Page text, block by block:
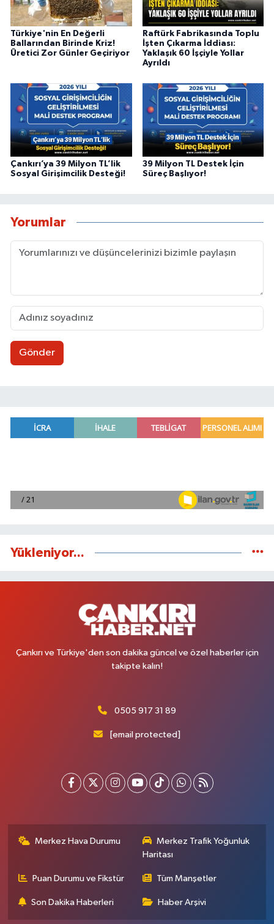
Türkiye'nin En Değerli
Ballarından Birinde Kriz!
Üretici Zor Günler Geçiriyor
Raftürk Fabrikasında Toplu
İşten Çıkarma İddiası:
Yaklaşık 60 İşçiyle Yollar
Ayrıldı
Çankırı’ya 39 Milyon TL’lik
Sosyal Girişimcilik Desteği!
39 Milyon TL Destek İçin
Süreç Başlıyor!
Yorumlar
Gönder
Yükleniyor...
Çankırı ve Türkiye'den son dakika güncel ve özel haberler için
takipte kalın!
0505 917 31 89
[email protected]
Merkez Hava Durumu
Merkez Trafik Yoğunluk
Haritası
Puan Durumu ve Fikstür Tüm Manşetler
Son Dakika Haberleri Haber Arşivi